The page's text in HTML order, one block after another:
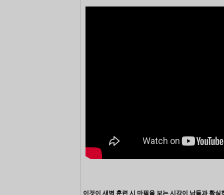
이것이 새벽 훈련 시 마필을 보는 시각이 남들과 확실